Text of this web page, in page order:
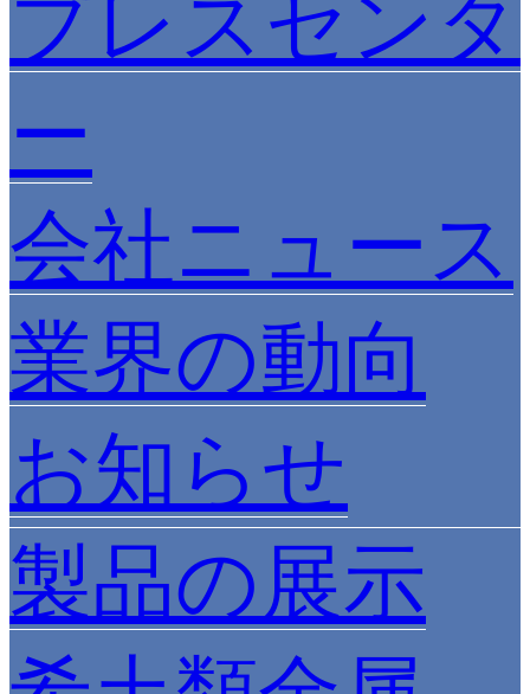
プレスセンタ
ー
会社ニュース
業界の動向
お知らせ
製品の展示